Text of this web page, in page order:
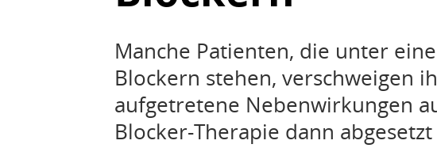
Manche Patienten, die unter
Blockern stehen, verschweigen
aufgetretene Nebenwirkungen
Blocker-Therapie dann